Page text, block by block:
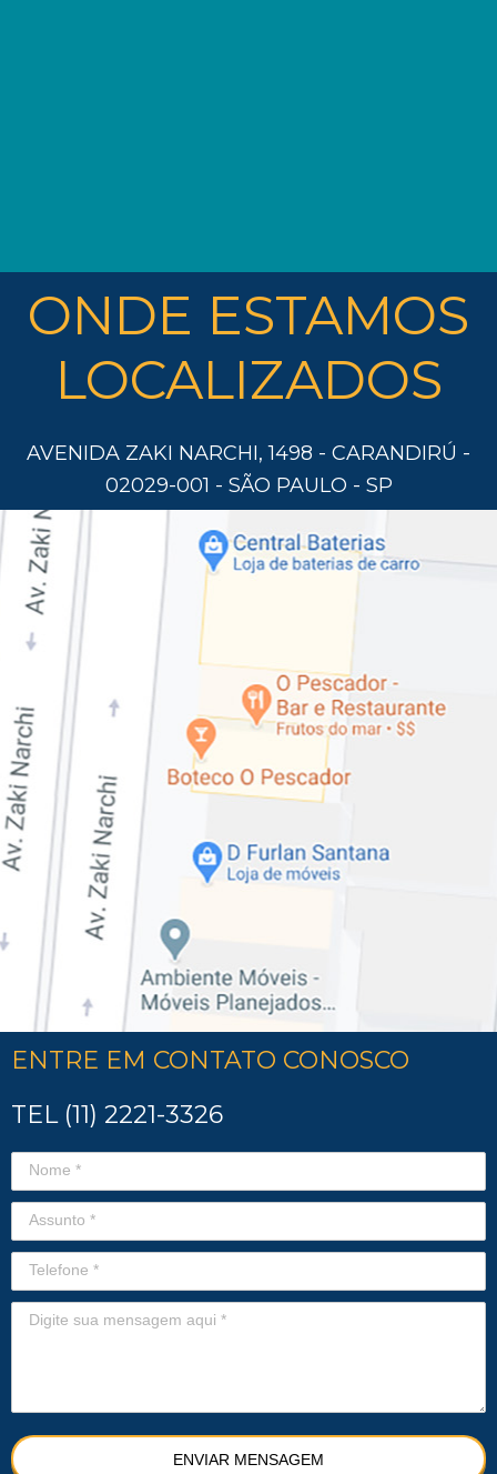
ONDE ESTAMOS
LOCALIZADOS
AVENIDA ZAKI NARCHI, 1498 - CARANDIRÚ -
02029-001 - SÃO PAULO - SP
ENTRE EM CONTATO CONOSCO
TEL (11) 2221-3326
ENVIAR MENSAGEM